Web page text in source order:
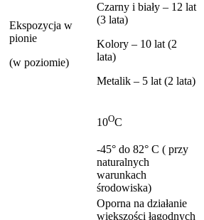
Ekspozycja w
pionie
(w poziomie)
Czarny i biały – 12 lat
(3 lata)
Kolory – 10 lat (2
lata)
Metalik – 5 lat (2 lata)
10OC
-45° do 82° C ( przy
naturalnych
warunkach
środowiska)
Oporna na działanie
większości łagodnych